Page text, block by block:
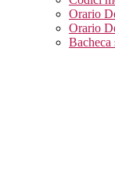
Orario
Orario
Bacheca